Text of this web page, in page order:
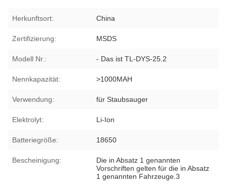
Herkunftsort: China
Zertifizierung: MSDS
Modell Nr.: - Das ist TL-DYS-25.2
Nennkapazität: >1000MAH
Verwendung: für Staubsauger
Elektrolyt: Li-Ion
Batteriegröße: 18650
Bescheinigung:
Die in Absatz 1 genannten
Vorschriften gelten für die in Absatz
1 genannten Fahrzeuge.3